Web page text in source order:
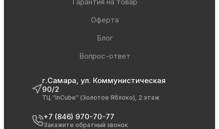
Оферта
Блог
Вопрос-ответ
г.Самара, ул. Коммунистическая
90/2
ТЦ “InCube” (Золотое Яблоко), 2 этаж
+7 (846) 970-70-77
Закажите обратный звонок